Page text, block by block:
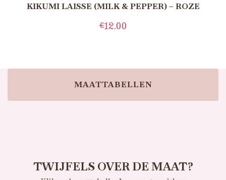
KIKUMI LAISSE (MILK & PEPPER) – ROZE
€12.00
MAATTABELLEN
TWIJFELS OVER DE MAAT?